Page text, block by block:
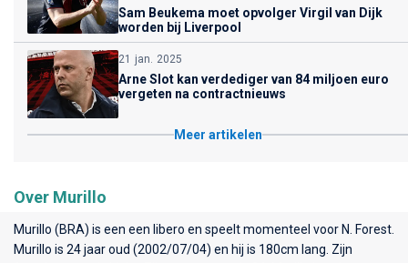
Sam Beukema moet opvolger Virgil van Dijk
worden bij Liverpool
21 jan. 2025
Arne Slot kan verdediger van 84 miljoen euro
vergeten na contractnieuws
Meer artikelen
Over Murillo
Murillo (BRA) is een een libero en speelt momenteel voor N. Forest
Murillo is 24 jaar oud (2002/07/04) en hij is 180cm lang. Zijn